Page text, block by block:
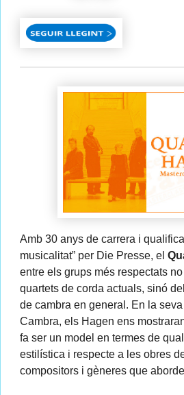
Amb 30 anys de carrera i
musicalitat” per Die Presse, el
entre els grups més respectats
quartets de corda actuals, sinó
de cambra en general. En la
Cambra, els Hagen ens
fa ser un model en termes de
estilística i respecte a les obres
compositors i gèneres que